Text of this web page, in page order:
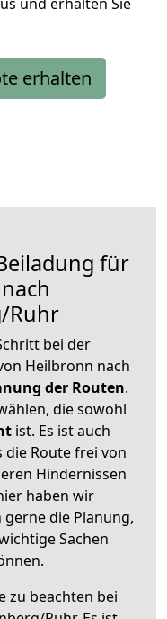
erhalten
für
Ruhr
bei der
Heilbronn nach
der Routen.
die sowohl
ist. Es ist auch
die Route frei von
Hindernissen
haben wir
die Planung,
Sachen
zu beachten bei